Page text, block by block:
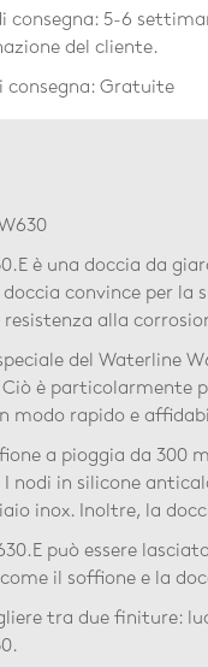
consegna: 5-6
del cliente.
consegna: Gratuite
è una doccia da
convince per la
resistenza alla
del Waterline
è particolarmente
modo rapido e
a pioggia da
I nodi in silicone
inox. Inoltre, la
può essere
il soffione e la
tra due finiture: